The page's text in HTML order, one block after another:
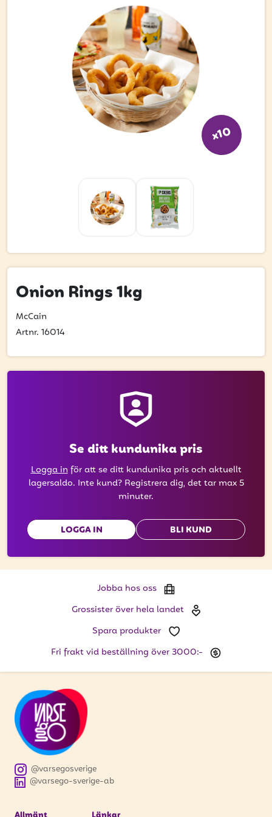
Hitta din grossist
Jobba hos oss
Kontakta oss
Ange din e-postadress nedan för att ta del av våra
E-postadress
x10
Onion Rings 1kg
McCain
Artnr. 16014
Se ditt kundunika pris
Logga inför att se ditt kundunika pris och aktuellt
lagersaldo. Inte kund? Registrera dig, det tar max 5
minuter.
LOGGA IN BLI KUND
Jobba hos oss
Grossister över hela landet
Spara produkter
Fri frakt vid beställning över 3000:-
@varsego-sverige-ab
@varsegosverige